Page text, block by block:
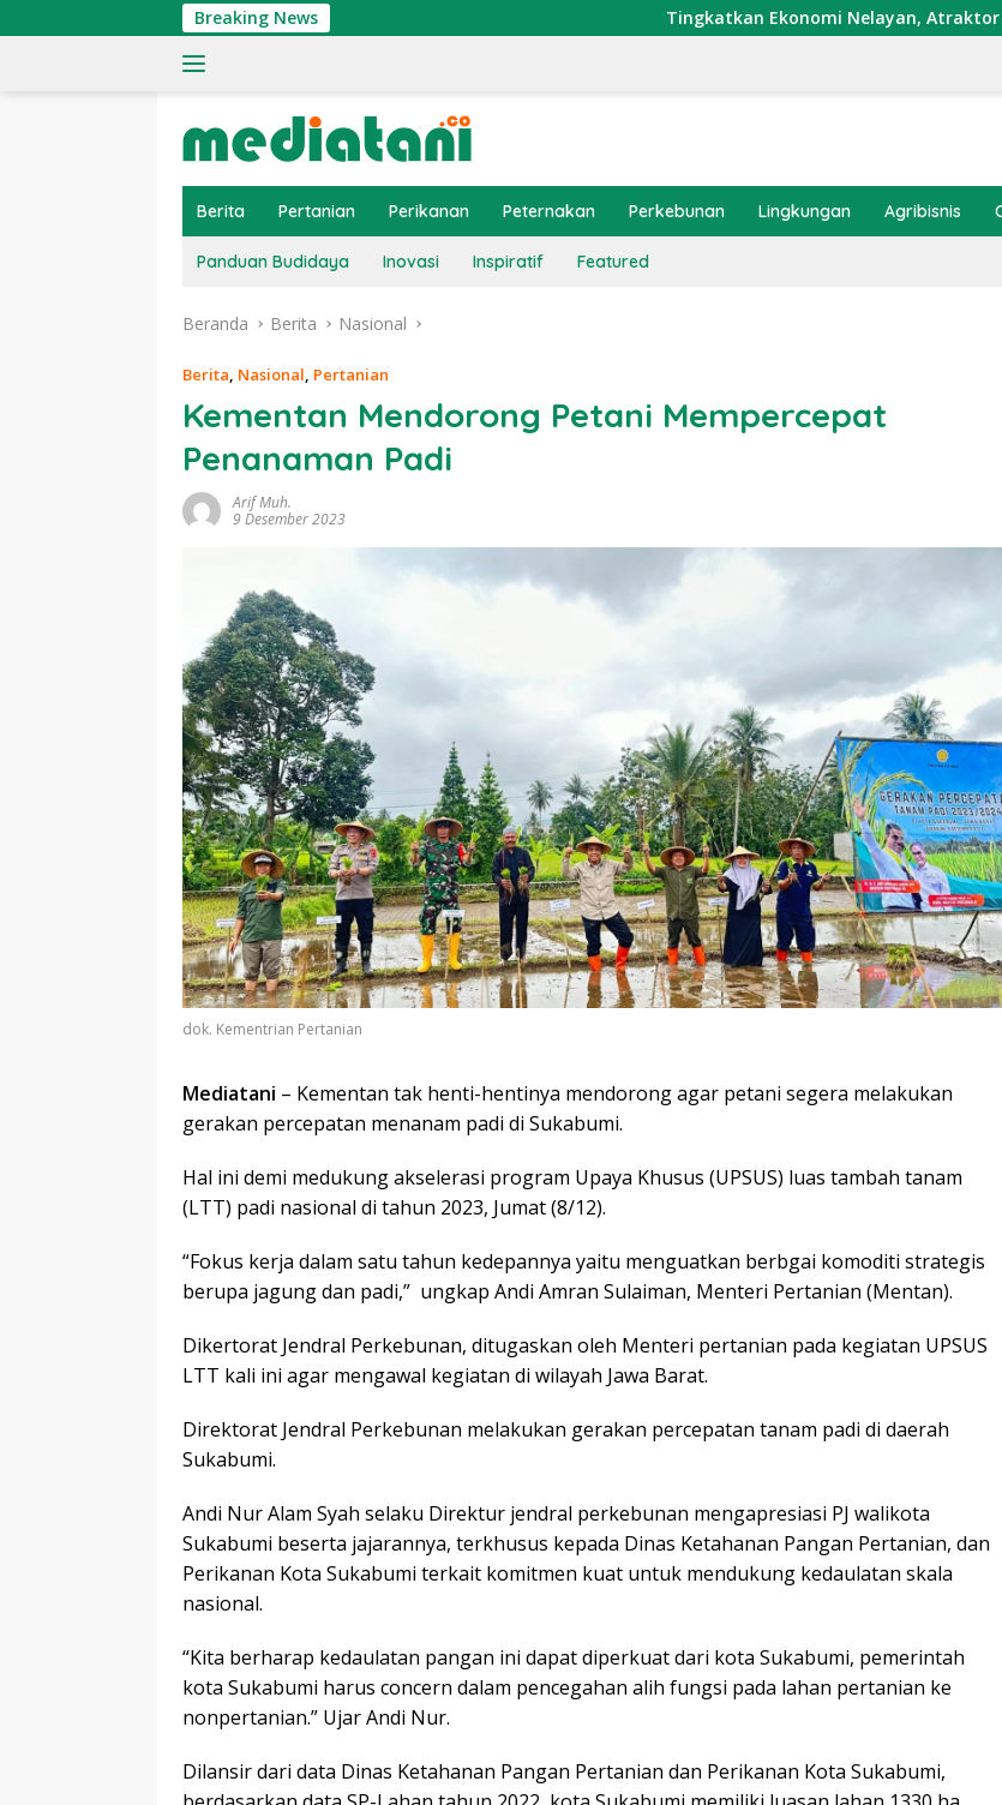
ke
Breaking News Tingkatkan Ekonomi Nelayan, Atraktor Cumi Dipasang
Berita Pertanian Perikanan Peternakan Perkebunan Lingkungan Agribisnis
Panduan Budidaya Inovasi Inspiratif Featured
Beranda Berita Nasional
Berita, Nasional, Pertanian
Kementan Mendorong Petani Mempercepat
Penanaman Padi
Arif Muh.
9 Desember 2023
dok. Kementrian Pertanian
Mediatani – Kementan tak henti-hentinya mendorong agar petani segera melakukan
gerakan percepatan menanam padi di Sukabumi.
Hal ini demi medukung akselerasi program Upaya Khusus (UPSUS) luas tambah tanam
(LTT) padi nasional di tahun 2023, Jumat (8/12).
“Fokus kerja dalam satu tahun kedepannya yaitu menguatkan berbgai komoditi strategis
berupa jagung dan padi,” ungkap Andi Amran Sulaiman, Menteri Pertanian (Mentan).
Dikertorat Jendral Perkebunan, ditugaskan oleh Menteri pertanian pada kegiatan UPSUS
LTT kali ini agar mengawal kegiatan di wilayah Jawa Barat.
Direktorat Jendral Perkebunan melakukan gerakan percepatan tanam padi di daerah
Sukabumi.
Andi Nur Alam Syah selaku Direktur jendral perkebunan mengapresiasi PJ walikota
Sukabumi beserta jajarannya, terkhusus kepada Dinas Ketahanan Pangan Pertanian, dan
Perikanan Kota Sukabumi terkait komitmen kuat untuk mendukung kedaulatan skala
nasional.
“Kita berharap kedaulatan pangan ini dapat diperkuat dari kota Sukabumi, pemerintah
kota Sukabumi harus concern dalam pencegahan alih fungsi pada lahan pertanian ke
nonpertanian.” Ujar Andi Nur.
Dilansir dari data Dinas Ketahanan Pangan Pertanian dan Perikanan Kota Sukabumi,